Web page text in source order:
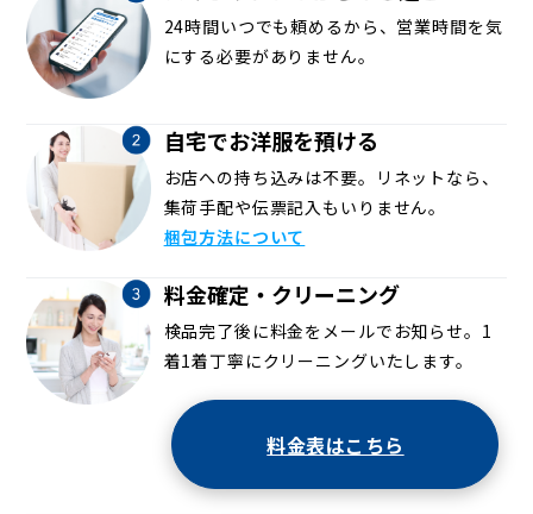
24時間いつでも頼めるから、営業時間を気
にする必要がありません。
自宅でお洋服を預ける
お店への持ち込みは不要。リネットなら、
集荷手配や伝票記入もいりません。
梱包方法について
料金確定・クリーニング
検品完了後に料金をメールでお知らせ。1
着1着丁寧にクリーニングいたします。
料金表はこちら